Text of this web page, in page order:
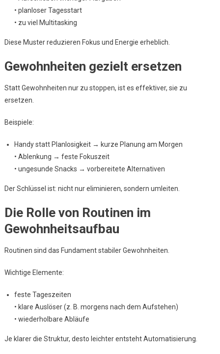
• planloser Tagesstart
• zu viel Multitasking
Diese Muster reduzieren Fokus und Energie erheblich.
Gewohnheiten gezielt ersetzen
Statt Gewohnheiten nur zu stoppen, ist es effektiver, sie zu
ersetzen.
Beispiele:
Handy statt Planlosigkeit → kurze Planung am Morgen
• Ablenkung → feste Fokuszeit
• ungesunde Snacks → vorbereitete Alternativen
Der Schlüssel ist: nicht nur eliminieren, sondern umleiten.
Die Rolle von Routinen im
Gewohnheitsaufbau
Routinen sind das Fundament stabiler Gewohnheiten.
Wichtige Elemente:
feste Tageszeiten
• klare Auslöser (z. B. morgens nach dem Aufstehen)
• wiederholbare Abläufe
Je klarer die Struktur, desto leichter entsteht Automatisierung.